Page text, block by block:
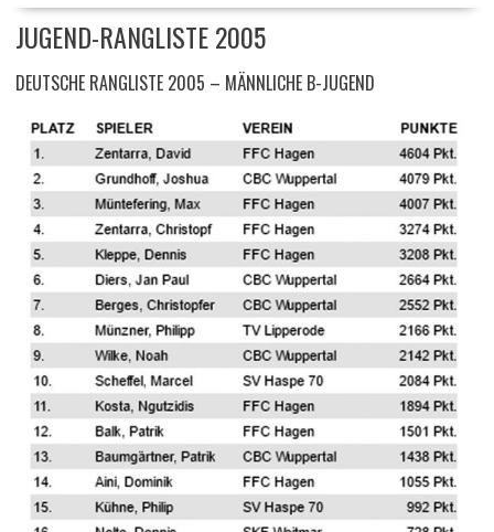
JUGEND-RANGLISTE 2005
DEUTSCHE RANGLISTE 2005 – MÄNNLICHE B-JUGEND